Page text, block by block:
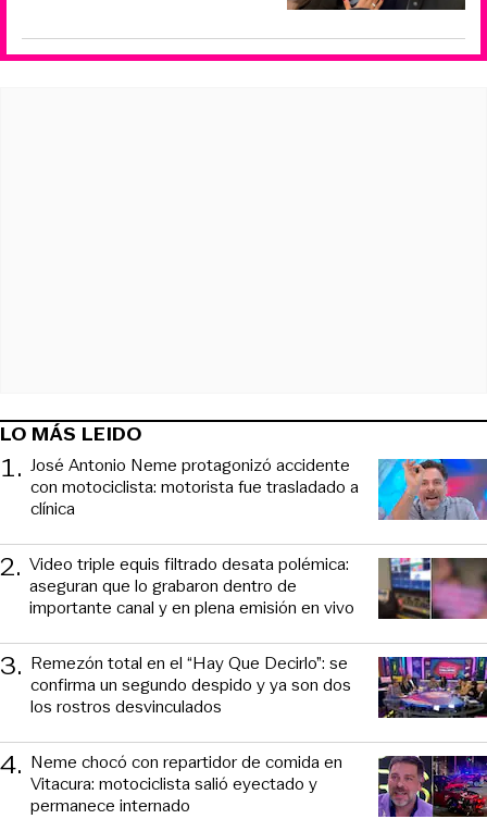
LO MÁS LEIDO
1. José Antonio Neme protagonizó accidente
con motociclista: motorista fue trasladado a
clínica
2. Video triple equis filtrado desata polémica:
aseguran que lo grabaron dentro de
importante canal y en plena emisión en vivo
3. Remezón total en el “Hay Que Decirlo”: se
confirma un segundo despido y ya son dos
los rostros desvinculados
4. Neme chocó con repartidor de comida en
Vitacura: motociclista salió eyectado y
permanece internado